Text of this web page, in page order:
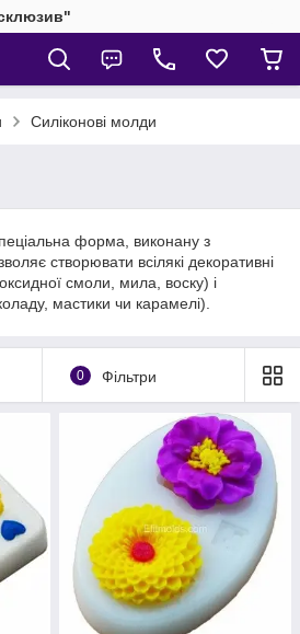
Силіконові молди
форма, виконану з
створювати всілякі декоративні
смоли, мила, воску) і
мастики чи карамелі).
0 Фільтри